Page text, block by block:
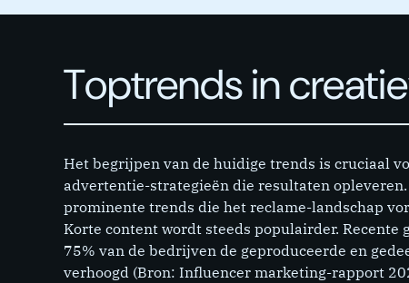
Toptrends in
Het begrijpen van de huidige trends is cruciaal
advertentie-strategieën die resultaten
prominente trends die het reclame-landschap
Korte content wordt steeds populairder. Recente
75% van de bedrijven de geproduceerde en
verhoogd (Bron: Influencer marketing-rapport